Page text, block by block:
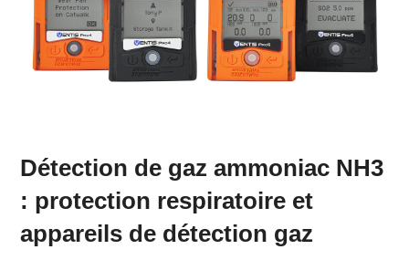
Détection de gaz ammoniac NH3
: protection respiratoire et
appareils de détection gaz